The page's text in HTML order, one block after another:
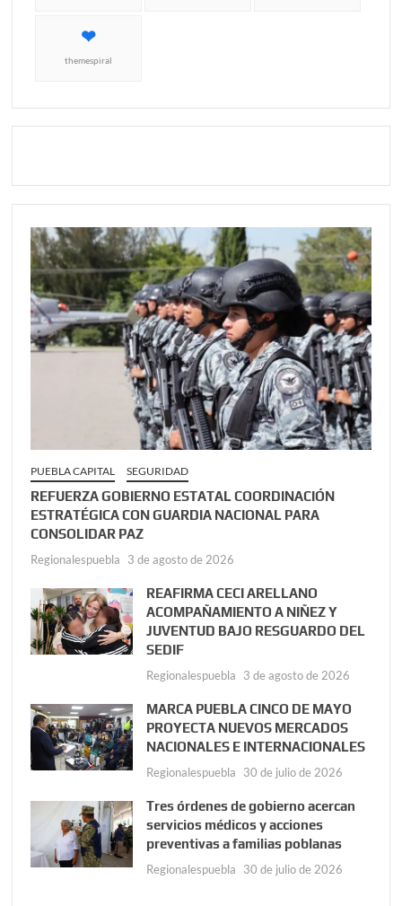
themespiral
PUEBLA CAPITAL SEGURIDAD
REFUERZA GOBIERNO ESTATAL COORDINACIÓN
ESTRATÉGICA CON GUARDIA NACIONAL PARA
CONSOLIDAR PAZ
Regionalespuebla 3 de agosto de 2026
REAFIRMA CECI ARELLANO
ACOMPAÑAMIENTO A NIÑEZ Y
JUVENTUD BAJO RESGUARDO DEL
SEDIF
Regionalespuebla 3 de agosto de 2026
MARCA PUEBLA CINCO DE MAYO
PROYECTA NUEVOS MERCADOS
NACIONALES E INTERNACIONALES
Regionalespuebla 30 de julio de 2026
Tres órdenes de gobierno acercan
servicios médicos y acciones
preventivas a familias poblanas
Regionalespuebla 30 de julio de 2026